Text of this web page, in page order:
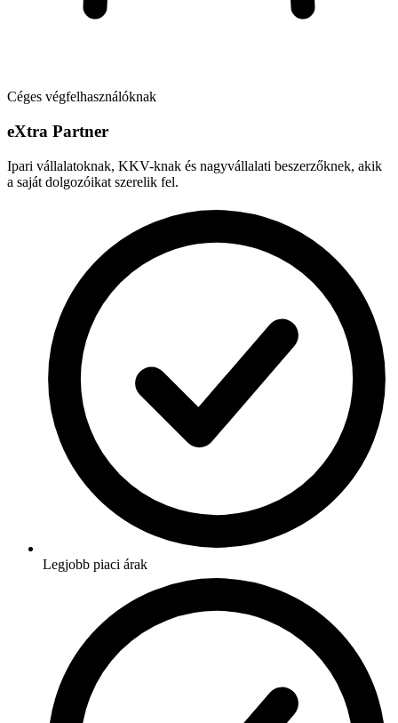
Céges végfelhasználóknak
eXtra Partner
Ipari vállalatoknak, KKV-knak és nagyvállalati beszerzőknek, akik
a saját dolgozóikat szerelik fel.
Legjobb piaci árak